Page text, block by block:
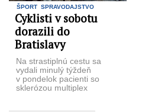
ŠPORT SPRAVODAJSTVO
Cyklisti v sobotu
dorazili do
Bratislavy
Na strastiplnú cestu sa
vydali minulý týždeň
v pondelok pacienti so
sklerózou multiplex